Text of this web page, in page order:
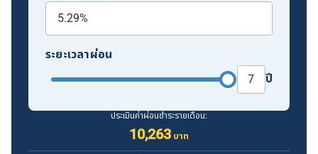
ระยะเวลาผ่อน
ปี
ประเมินค่าผ่อนชำระรายเดือน:
10,263 บาท